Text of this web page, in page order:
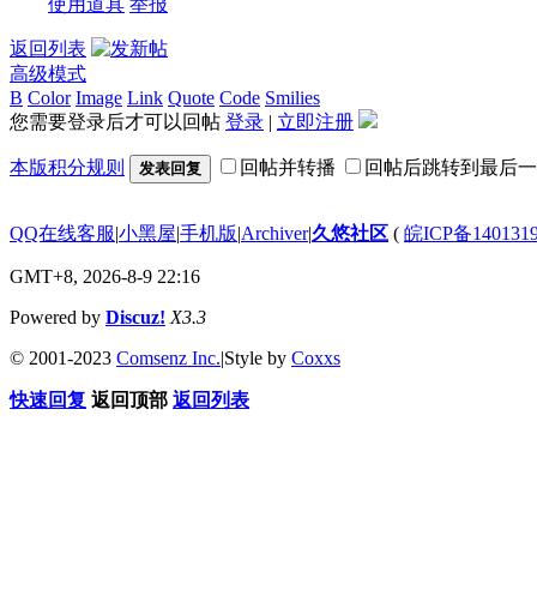
返回列表
高级模式
B Color Image Link Quote Code Smilies
您需要登录后才可以回帖 登录 | 立即注册
本版积分规则 发表回复 回帖并转播 回帖后跳转到最后
QQ在线客服|小黑屋|手机版|Archiver|久悠社区 ( 皖ICP备
GMT+8, 2026-8-9 22:16
Powered by Discuz! X3.3
© 2001-2023 Comsenz Inc.|Style by Coxxs
快速回复 返回顶部 返回列表